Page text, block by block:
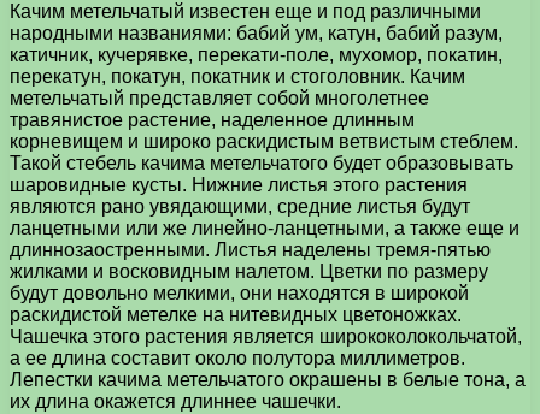
Качим метельчатый известен еще и под различными
народными названиями: бабий ум, катун, бабий разум,
катичник, кучерявке, перекати-поле, мухомор, покатин,
перекатун, покатун, покатник и стоголовник. Качим
метельчатый представляет собой многолетнее
травянистое растение, наделенное длинным
корневищем и широко раскидистым ветвистым стеблем.
Такой стебель качима метельчатого будет образовывать
шаровидные кусты. Нижние листья этого растения
являются рано увядающими, средние листья будут
ланцетными или же линейно-ланцетными, а также еще и
длиннозаостренными. Листья наделены тремя-пятью
жилками и восковидным налетом. Цветки по размеру
будут довольно мелкими, они находятся в широкой
раскидистой метелке на нитевидных цветоножках.
Чашечка этого растения является ширококолокольчатой,
а ее длина составит около полутора миллиметров.
Лепестки качима метельчатого окрашены в белые тона, а
их длина окажется длиннее чашечки.